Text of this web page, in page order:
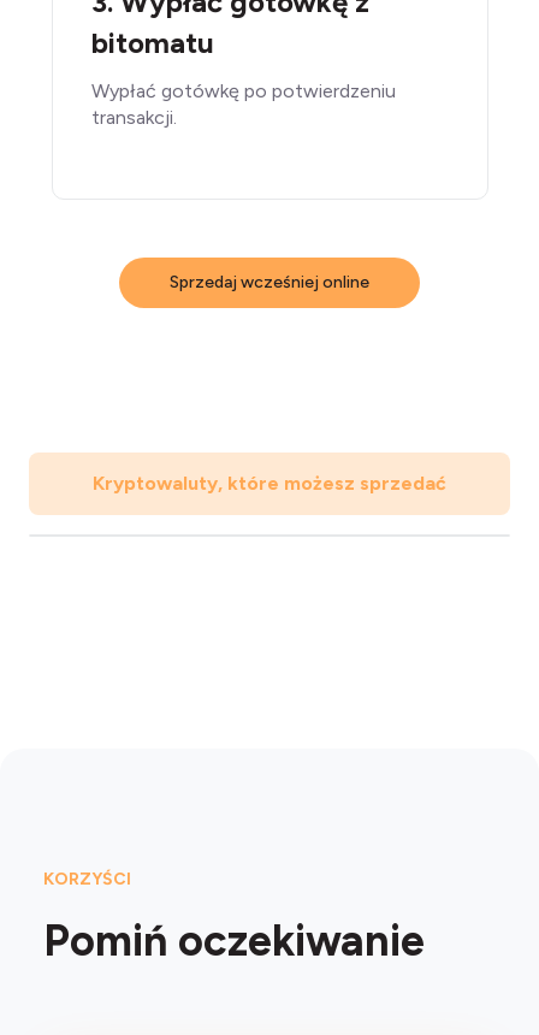
bitomatu
Wypłać gotówkę po potwierdzeniu
transakcji.
Sprzedaj wcześniej online
Kryptowaluty, które możesz sprzedać
KORZYŚCI
Pomiń oczekiwanie